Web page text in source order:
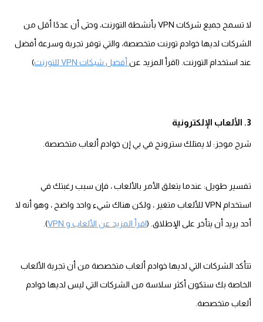
لا تسمح جميع شركات VPN بأنشطة التورنت، وحتى أن عددًا أقل من
الشركات لديها خوادم تورنت متخصصة، والتي توفر تجربة وسرعة أفضل
عند استخدام التورنت. (اقرأ المزيد عن أفضل شبكات VPN للتورنت )
3. الألعاب الإلكترونية
شرح موجز: لا يمتلك سترونج في بي إن خوادم ألعاب متخصصة.
تفسير طويل: عندما يتعلق الأمر بالألعاب ، فإن سبب رغبتك في
استخدام VPN للألعاب متغير ، ولكن هناك شيء واحد واضح ، وهو أنه لا
أحد يريد أن يتأخر على الإطلاق. (اقرأ المزيد عن الألعاب و VPN ).
تتأكد الشركات التي لديها خوادم ألعاب متخصصة من أن تجربة الألعاب
الخاصة بك ستكون أكثر سلاسة من الشركات التي ليس لديها خوادم
ألعاب متخصصة.